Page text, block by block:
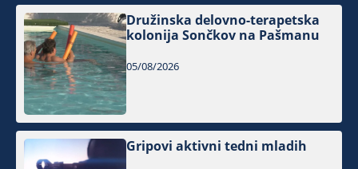
Družinska delovno-terapetska
kolonija Sončkov na Pašmanu
05/08/2026
Gripovi aktivni tedni mladih